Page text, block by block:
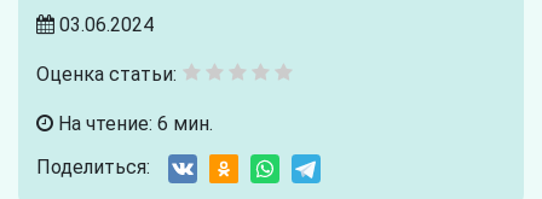
03.06.2024
Оценка статьи:
На чтение: 6 мин.
Поделиться: